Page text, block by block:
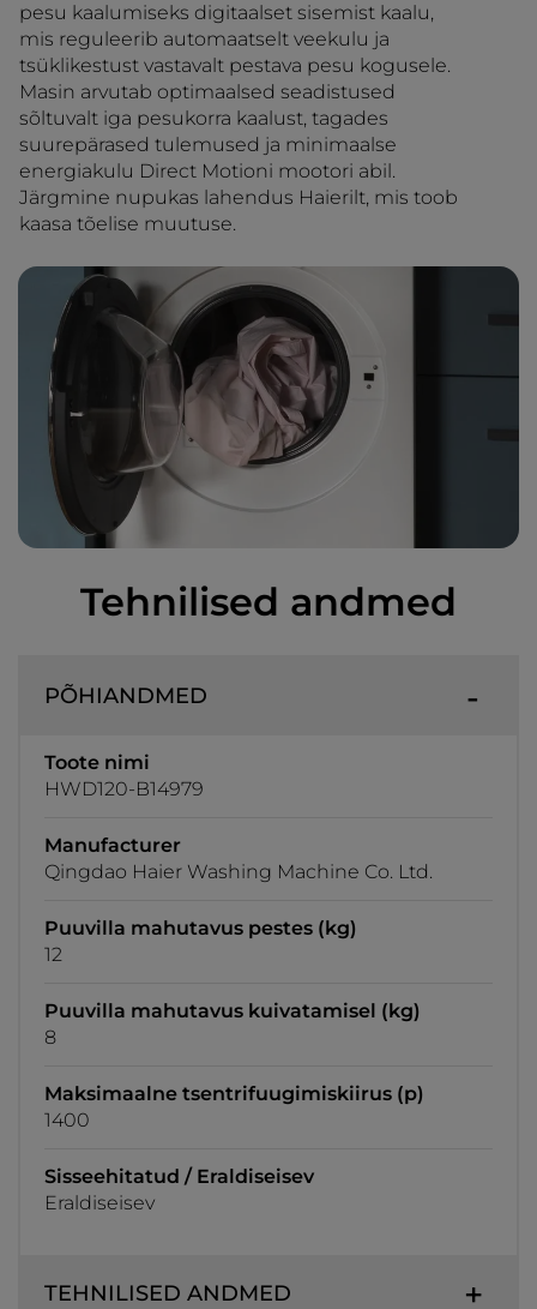
pesu kaalumiseks digitaalset sisemist kaalu,
mis reguleerib automaatselt veekulu ja
tsüklikestust vastavalt pestava pesu kogusele.
Masin arvutab optimaalsed seadistused
sõltuvalt iga pesukorra kaalust, tagades
suurepärased tulemused ja minimaalse
energiakulu Direct Motioni mootori abil.
Järgmine nupukas lahendus Haierilt, mis toob
kaasa tõelise muutuse.
Tehnilised andmed
PÕHIANDMED
Toote nimi
HWD120-B14979
Manufacturer
Qingdao Haier Washing Machine Co. Ltd.
Puuvilla mahutavus pestes (kg)
12
Puuvilla mahutavus kuivatamisel (kg)
8
Maksimaalne tsentrifuugimiskiirus (p)
1400
Sisseehitatud / Eraldiseisev
Eraldiseisev
TEHNILISED ANDMED